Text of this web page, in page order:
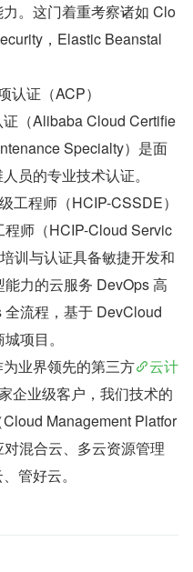
。这门着重考察诸如 Clo
，Elastic Beanstal
认证（ACP）
（Alibaba Cloud Certifie
Specialty）是面
员的专业技术认证。
工程师（HCIP-CSSDE）
师（HCIP-Cloud Servic
训与认证具备敏捷开发和
力的云服务 DevOps 高
流程，基于 DevCloud
项目。
为业界领先的第三方
云计
企业级客户，我们技术的
Cloud Management Platfor
混合云、多云资源管理
管好云。